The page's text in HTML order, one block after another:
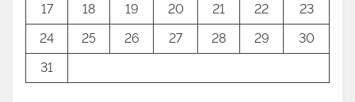
17
18 19 20 21 22
23
24
25 26 27 28 29
30
31